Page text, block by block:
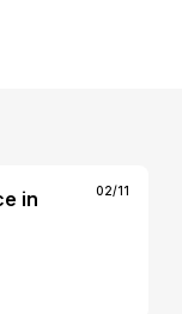
02/11
in